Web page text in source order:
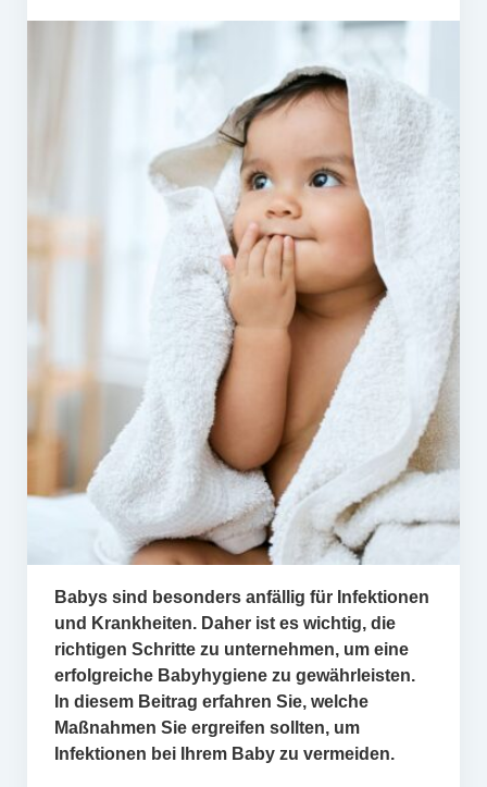
Babys sind besonders anfällig für Infektionen
und Krankheiten. Daher ist es wichtig, die
richtigen Schritte zu unternehmen, um eine
erfolgreiche Babyhygiene zu gewährleisten.
In diesem Beitrag erfahren Sie, welche
Maßnahmen Sie ergreifen sollten, um
Infektionen bei Ihrem Baby zu vermeiden.